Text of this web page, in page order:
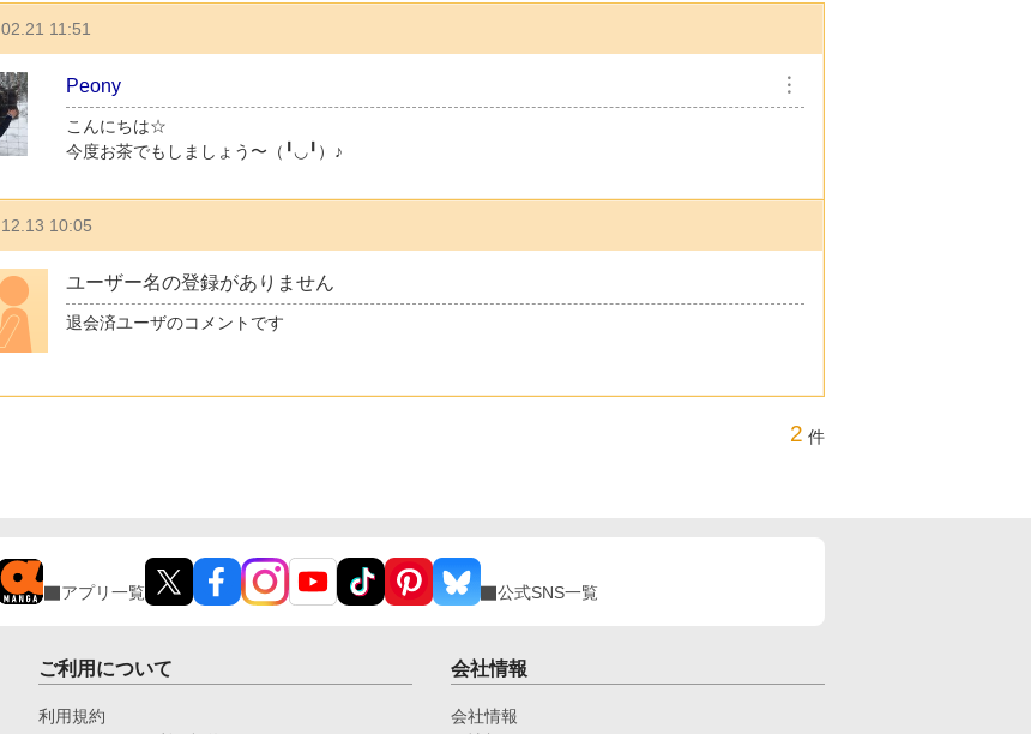
11:51
Peony ︙
こんにちは☆
今度お茶でもしましょう〜（╹◡╹）♪
10:05
ユーザー名の登録がありません
退会済ユーザのコメントです
2 件
アプリ一覧 公式SNS一覧
ご利用について
利用規約
会社情報
会社情報